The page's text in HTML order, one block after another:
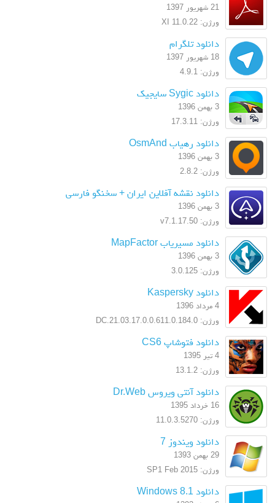
21 شهریور 1397
ورژن: XI 11.0.22
دانلود تلگرام
18 شهریور 1397
ورژن: 4.9.1
دانلود Sygic سایجیک
3 بهمن 1396
ورژن: 17.3.11
دانلود رهیاب OsmAnd
3 بهمن 1396
ورژن: 2.8.2
دانلود نقشه آفلاین ایران + سخنگو فارسی
3 بهمن 1396
ورژن: v7.1.17.50
دانلود مسیریاب MapFactor
3 بهمن 1396
ورژن: 3.0.125
دانلود Kaspersky
4 مرداد 1396
ورژن: 17.0.0.611.0.184.0.DC.21.03
دانلود فتوشاپ CS6
4 تیر 1395
ورژن: 13.1.2
دانلود آنتی ویروس Dr.Web
16 خرداد 1395
ورژن: 11.0.3.5270
دانلود ویندوز 7
29 بهمن 1393
ورژن: SP1 Feb 2015
دانلود Windows 8.1